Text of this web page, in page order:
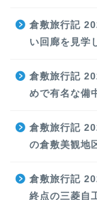
倉敷旅行記
い回廊を見学
倉敷旅行記
めで有名な備
倉敷旅行記
の倉敷美観地
倉敷旅行記
終点の三菱自